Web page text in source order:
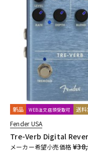
新品 WEB注文店頭受取可 送
Fender USA
Tre-Verb Digital
メーカー希望小売価格